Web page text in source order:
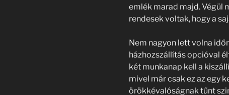
emlék marad majd. Végül
rendesek voltak, hogy a
Nem nagyon lett volna
házhozszállítás opcióval
két munkanap kell a
mivel már csak ez az egy
örökkévalóságnak tűnt